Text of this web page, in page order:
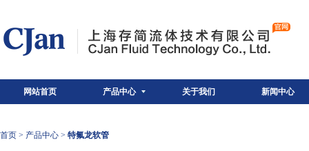
网站首页 产品中心 关于我们 新闻中心
首页 > 产品中心 > 特氟龙软管